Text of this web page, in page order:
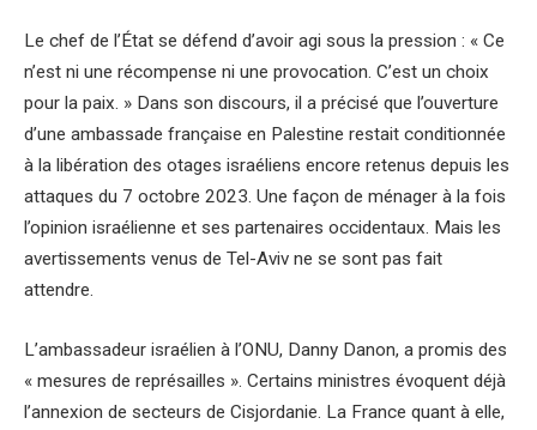
Le chef de l’État se défend d’avoir agi sous la pression : « Ce
n’est ni une récompense ni une provocation. C’est un choix
pour la paix. » Dans son discours, il a précisé que l’ouverture
d’une ambassade française en Palestine restait conditionnée
à la libération des otages israéliens encore retenus depuis les
attaques du 7 octobre 2023. Une façon de ménager à la fois
l’opinion israélienne et ses partenaires occidentaux. Mais les
avertissements venus de Tel-Aviv ne se sont pas fait
attendre.
L’ambassadeur israélien à l’ONU, Danny Danon, a promis des
« mesures de représailles ». Certains ministres évoquent déjà
l’annexion de secteurs de Cisjordanie. La France quant à elle,